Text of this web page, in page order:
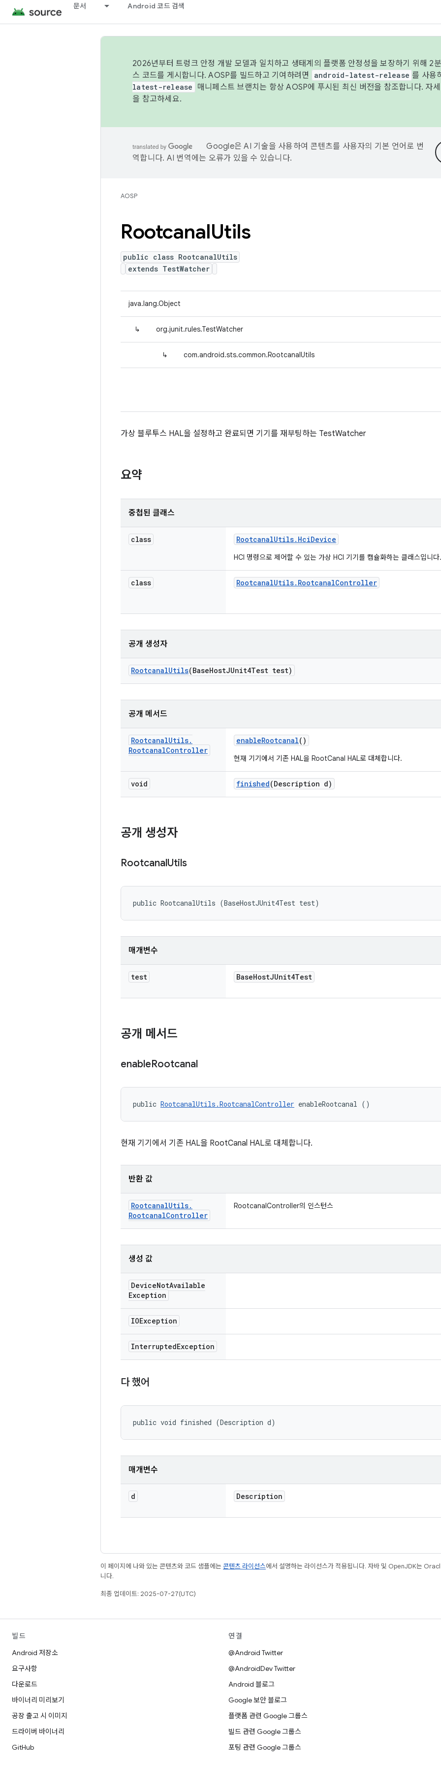
문서 Android 코드 검색
2026년부터 트렁크 안정 개발 모델과 일치하고 생태계의 플랫폼 안정성을 보장하기 위해 2
스 코드를 게시합니다. AOSP를 빌드하고 기여하려면
android-latest-release 를 사용
latest-release
매니페스트 브랜치는 항상 AOSP에 푸시된 최신 버전을 참조합니다. 자
을 참고하세요.
Google은 AI 기술을 사용하여 콘텐츠를 사용자의 기본 언어로 번
역합니다. AI 번역에는 오류가 있을 수 있습니다.
AOSP
RootcanalUtils
public class RootcanalUtils
extends TestWatcher
java.lang.Object
↳ org.junit.rules.TestWatcher
↳ com.android.sts.common.RootcanalUtils
가상 블루투스 HAL을 설정하고 완료되면 기기를 재부팅하는 TestWatcher
요약
중첩된 클래스
class RootcanalUtils. HciDevice
HCI 명령으로 제어할 수 있는 가상 HCI 기기를 캡슐화하는 클래스입니
class RootcanalUtils. RootcanalController
공개 생성자
RootcanalUtils(BaseHostJUnit4Test test)
공개 메서드
RootcanalUtils.
RootcanalController
enableRootcanal()
현재 기기에서 기존 HAL을 RootCanal HAL로 대체합니다.
void finished(Description d)
공개 생성자
RootcanalUtils
public RootcanalUtils (BaseHostJUnit4Test test)
매개변수
test BaseHostJUnit4Test
공개 메서드
enableRootcanal
public RootcanalUtils.RootcanalController enableRootcanal ()
현재 기기에서 기존 HAL을 RootCanal HAL로 대체합니다.
반환 값
RootcanalUtils.
RootcanalController
RootcanalController의 인스턴스
생성 값
DeviceNotAvailable
Exception
IOException
InterruptedException
다 했어
public void finished (Description d)
매개변수
d Description
이 페이지에 나와 있는 콘텐츠와 코드 샘플에는 콘텐츠 라이선스에서 설명하는 라이선스가 적용됩니다. 자바 및 OpenJDK는
니다.
최종 업데이트: 2025-07-27(UTC)
빌드
Android 저장소
요구사항
다운로드
바이너리 미리보기
공장 출고 시 이미지
드라이버 바이너리
GitHub
연결
@Android Twitter
@AndroidDev Twitter
Android 블로그
Google 보안 블로그
플랫폼 관련 Google 그룹스
빌드 관련 Google 그룹스
포팅 관련 Google 그룹스